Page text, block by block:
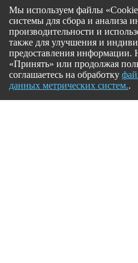
Мы используем файлы
системы для сбора и анализа
производительности и
также для улучшения и
предоставления информации.
«Принять» или продолжая
соглашаетесь на обработку
данных метрических систем..
+7(985) 211-60-30
с 9:00 до 22:00 пн.-вс.
Работаем в Москве и Питере
artur@plitka-zatirka.ru
Политика конфиденциальности|